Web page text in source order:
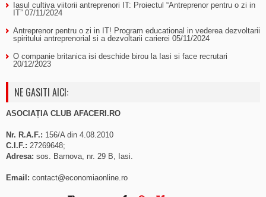
Iasul cultiva viitorii antreprenori IT: Proiectul “Antreprenor pentru o zi in
IT” 07/11/2024
Antreprenor pentru o zi in IT! Program educational in vederea dezvoltarii
spiritului antreprenorial si a dezvoltarii carierei 05/11/2024
O companie britanica isi deschide birou la Iasi si face recrutari
20/12/2023
NE GASITI AICI:
ASOCIAȚIA CLUB AFACERI.RO
Nr. R.A.F.: 156/A din 4.08.2010
C.I.F.: 27269648;
Adresa: sos. Barnova, nr. 29 B, Iasi.
Email: contact@economiaonline.ro